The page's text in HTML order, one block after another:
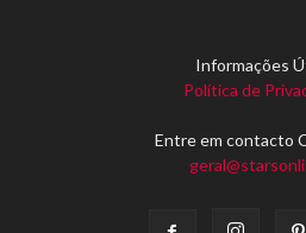
Informações
Política de
Entre em contacto